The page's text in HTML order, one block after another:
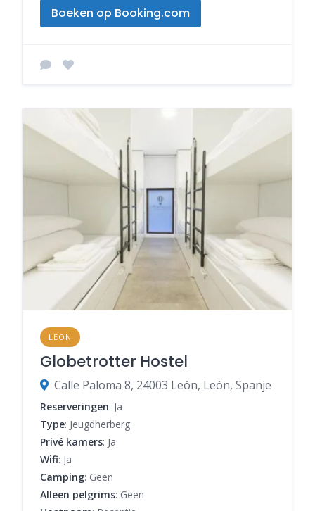
Boeken op Booking.com
LEON
Globetrotter Hostel
Calle Paloma 8, 24003 León, León, Spanje
Reserveringen: Ja
Type: Jeugdherberg
Privé kamers: Ja
Wifi: Ja
Camping: Geen
Alleen pelgrims: Geen